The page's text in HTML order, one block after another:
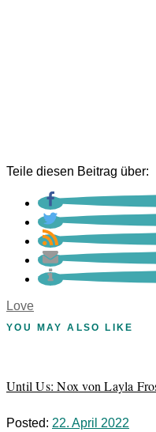
Teile diesen Beitrag über:
Love
YOU MAY ALSO LIKE
Until Us: Nox von Layla
Posted: 22. April 2022